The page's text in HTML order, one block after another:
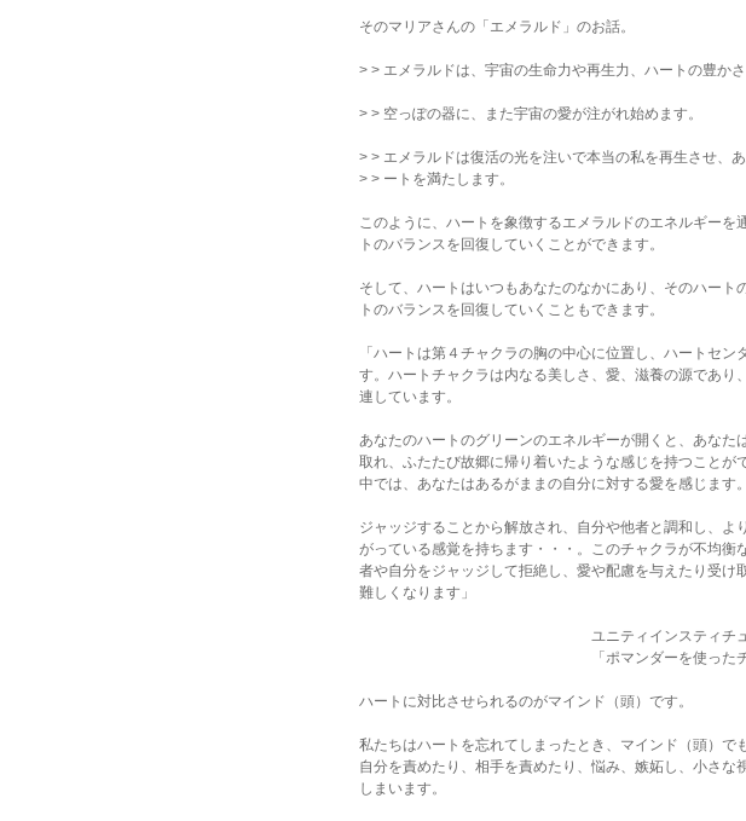
そのマリアさんの「エメラルド」のお話。
> > エメラルドは、宇宙の生命力や再生力、ハートの豊かさ
> > 空っぽの器に、また宇宙の愛が注がれ始めます。
> > エメラルドは復活の光を注いで本当の私を再生させ、
> > ートを満たします。
このように、ハートを象徴するエメラルドのエネルギーを
トのバランスを回復していくことができます。
そして、ハートはいつもあなたのなかにあり、そのハート
トのバランスを回復していくこともできます。
「ハートは第４チャクラの胸の中心に位置し、ハートセン
す。ハートチャクラは内なる美しさ、愛、滋養の源であり
連しています。
あなたのハートのグリーンのエネルギーが開くと、あなた
取れ、ふたたび故郷に帰り着いたような感じを持つことが
中では、あなたはあるがままの自分に対する愛を感じます。
ジャッジすることから解放され、自分や他者と調和し、よ
がっている感覚を持ちます・・・。このチャクラが不均衡
者や自分をジャッジして拒絶し、愛や配慮を与えたり受け
難しくなります」
ユニティインスティチュート
「ポマンダーを使ったチャクラ
ハートに対比させられるのがマインド（頭）です。
私たちはハートを忘れてしまったとき、マインド（頭）で
自分を責めたり、相手を責めたり、悩み、嫉妬し、小さな
しまいます。